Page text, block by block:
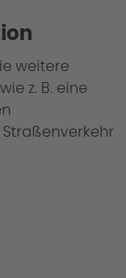
weitere
z. B. eine